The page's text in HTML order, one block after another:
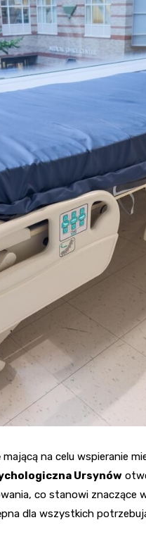
na celu wspieranie
Ursynów
co stanowi znaczące
dla wszystkich